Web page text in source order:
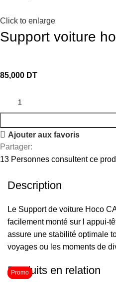
Click to enlarge
Support voiture
85,000 DT
Ajouter aux favoris
Partager:
13 Personnes consultent ce
Description
Le Support de voiture Hoco
facilement monté sur l appui-
assure une stabilité optimale
voyages ou les moments de
Produits en relation
Promo
Promo
Promo